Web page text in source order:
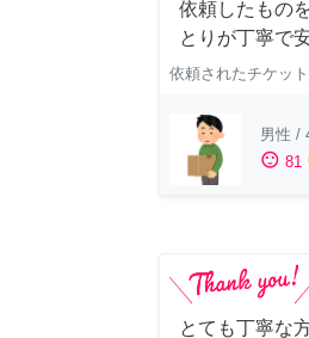
依頼したもの
とりが丁寧で
依頼されたチケット
男性 /
sentiment_satisfied 81
とても丁寧な